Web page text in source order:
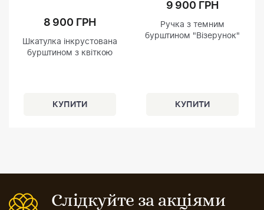
8 900 ГРН
Шкатулка інкрустована
бурштином з квіткою
9 900 ГРН
Ручка з темним
бурштином "Візерунок"
Слідкуйте за акціями